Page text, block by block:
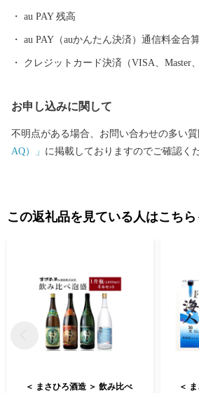
時間距離が15分～20分と短くなり、多く
います。また、農漁業も盛んですが、特
産物の国際的物流拠点を目指しています。 このように糸満市
に、今後の新しい糸満市にご注目ください
au PAY 残高
au PAY（auかんたん決済）通信料金合
クレジットカード決済（VISA、Master
お申し込みに関して
不明点がある場合、お問い合わせの多い質
AQ）」 に掲載しておりますのでご確認く
この返礼品を見ている人はこち
＜ まさひろ酒造 ＞ 飲み比べ
＜